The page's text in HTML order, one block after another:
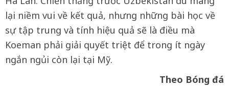
lại niềm vui về kết quả, nhưng những bài học về
sự tập trung và tính hiệu quả sẽ là điều mà
Koeman phải giải quyết triệt để trong ít ngày
ngắn ngủi còn lại tại Mỹ.
Theo Bóng đá